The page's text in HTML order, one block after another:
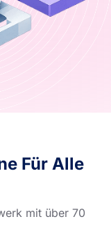
Für Alle
mit über 70